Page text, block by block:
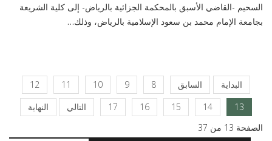
السحيم -القاضي الأسبق بالمحكمة الجزائية بالرياض- إلى كلية الشريعة
بجامعة الإمام محمد بن سعود الإسلامية بالرياض، وذلك…
البداية السابق 8
9
10
11
12
13
14
15
16
17 التالي
النهاية
الصفحة 13 من 37